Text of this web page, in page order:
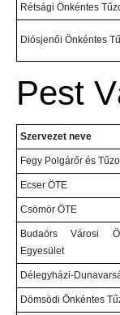
Rétsági Önkéntes
Diósjenői Önkéntes
Pest
Szervezet neve
Fegy Polgárőr és
Ecser ÖTE
Csömör ÖTE
Budaörs Városi
Egyesület
Délegyházi-
Dömsödi Önkéntes